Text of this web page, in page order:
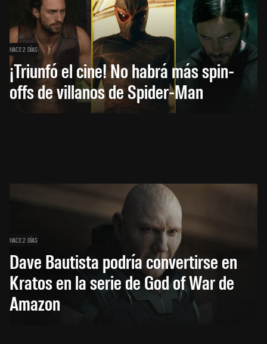
HACE 2 DÍAS
¡Triunfó el cine! No habrá más spin-
offs de villanos de Spider-Man
HACE 2 DÍAS
Dave Bautista podría convertirse en
Kratos en la serie de God of War de
Amazon